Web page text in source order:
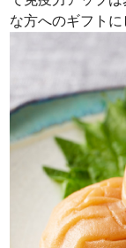
な方へのギフトに